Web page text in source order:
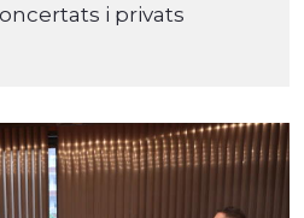
i privats